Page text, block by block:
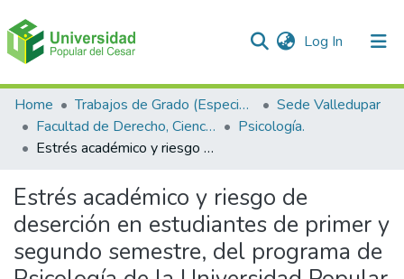
Log In (current)
Communities & Collections
All of DSpace
Home Trabajos de Grado (Especializaciones y Pregrados)
Sede Valledupar
Facultad de Derecho, Ciencias Políticas y Sociales.
Psicología.
Estrés académico y riesgo de deserción en estudiantes de primer y segundo semestre, del programa de Psicología de la Universidad Popular del Cesar 2019-1
Estrés académico y riesgo de
deserción en estudiantes de primer y
segundo semestre, del programa de